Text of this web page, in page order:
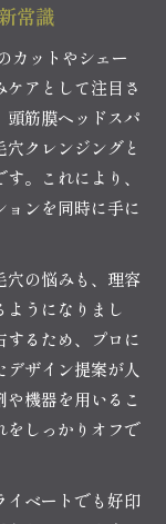
常識
カットやシェー
アとして注目さ
頭筋膜ヘッドスパ
クレンジングと
。これにより、
ンを同時に手に
穴の悩みも、理容
ようになりまし
るため、プロに
ザイン提案が人
機器を用いるこ
をしっかりオフで
イベートでも好印